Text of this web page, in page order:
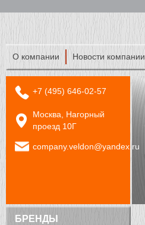
О компании Новости компании
+7 (495) 646-02-57
Москва, Нагорный
проезд 10Г
company.veldon@yandex.ru
БРЕНДЫ